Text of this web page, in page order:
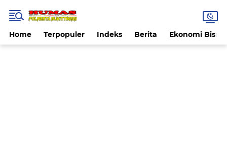
Home Terpopuler Indeks Berita Ekonomi Bisnis